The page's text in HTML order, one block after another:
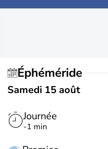
Éphéméride
Samedi 15 août
Journée
-1 min